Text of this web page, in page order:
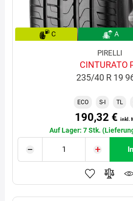
C A
PIRELLI
CINTURATO
235/40 R 19
ECO S-I TL
190,32 € inkl.
Auf Lager: 7 Stk.